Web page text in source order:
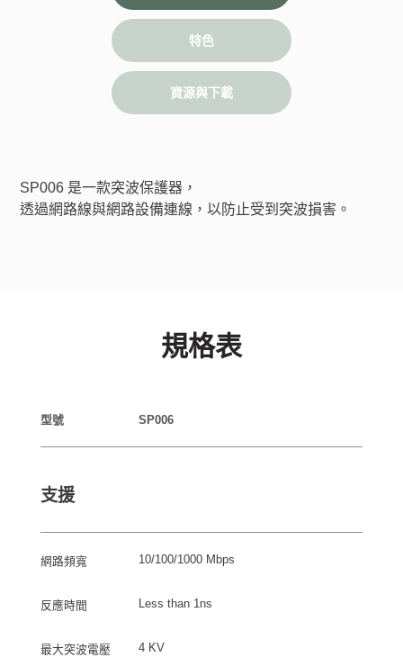
特色
資源與下載
SP006 是一款突波保護器，
透過網路線與網路設備連線，以防止受到突波損害。
規格表
型號 SP006
支援
網路頻寬 10/100/1000 Mbps
反應時間 Less than 1ns
最大突波電壓 4 KV